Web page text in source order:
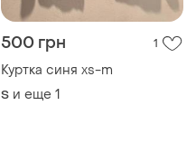
500 грн 1
Куртка синя xs-m
S и еще 1